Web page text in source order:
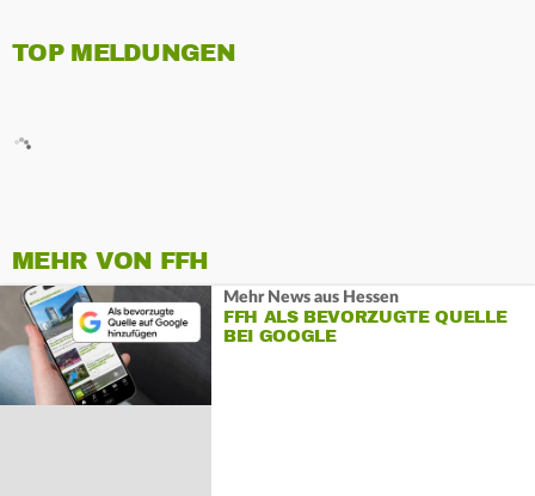
TOP MELDUNGEN
MEHR VON FFH
Mehr News aus Hessen
FFH ALS BEVORZUGTE QUELLE
BEI GOOGLE